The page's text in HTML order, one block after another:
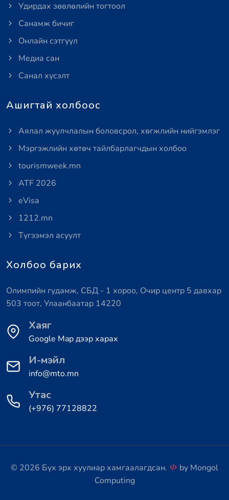
Удирдах зөвлөлийн тогтоол
Санамж бичиг
Онлайн сэтгүүл
Медиа сан
Санал хүсэлт
Ашигтай холбоос
Аялал жуулчлалын боловсрол, хөгжлийн нийгэмлэг
Мэргэжлийн хөтөч тайлбарлагчдын холбоо
tourismweek.mn
ATF 2026
eVisa
1212.mn
Түгээмэл асуулт
Холбоо барих
Олимпийн гудамж, СБД - 1 хороо, Очир центр 5 давхар
503 тоот, Улаанбаатар 14220
Хаяг
Google Map дээр харах
И-мэйл
info@mto.mn
Утас
(+976) 77128822
© 2026 Бүх эрх хуулиар хамгаалагдсан. by Mongol
Computing